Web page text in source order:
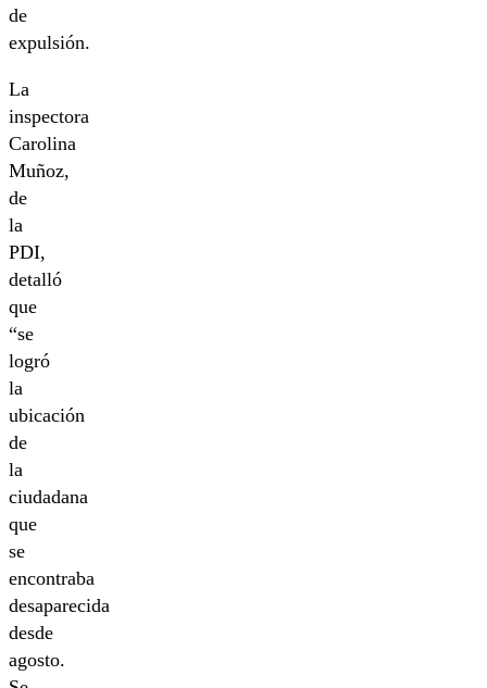
de
expulsión.
La
inspectora
Carolina
Muñoz,
de
la
PDI,
detalló
que
“se
logró
la
ubicación
de
la
ciudadana
que
se
encontraba
desaparecida
desde
agosto.